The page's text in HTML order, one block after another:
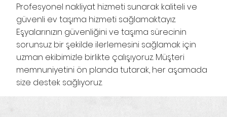
Profesyonel nakliyat hizmeti sunarak kaliteli ve
güvenli ev taşıma hizmeti sağlamaktayız.
Eşyalarınızın güvenliğini ve taşıma sürecinin
sorunsuz bir şekilde ilerlemesini sağlamak için
uzman ekibimizle birlikte çalışıyoruz. Müşteri
memnuniyetini ön planda tutarak, her aşamada
size destek sağlıyoruz.